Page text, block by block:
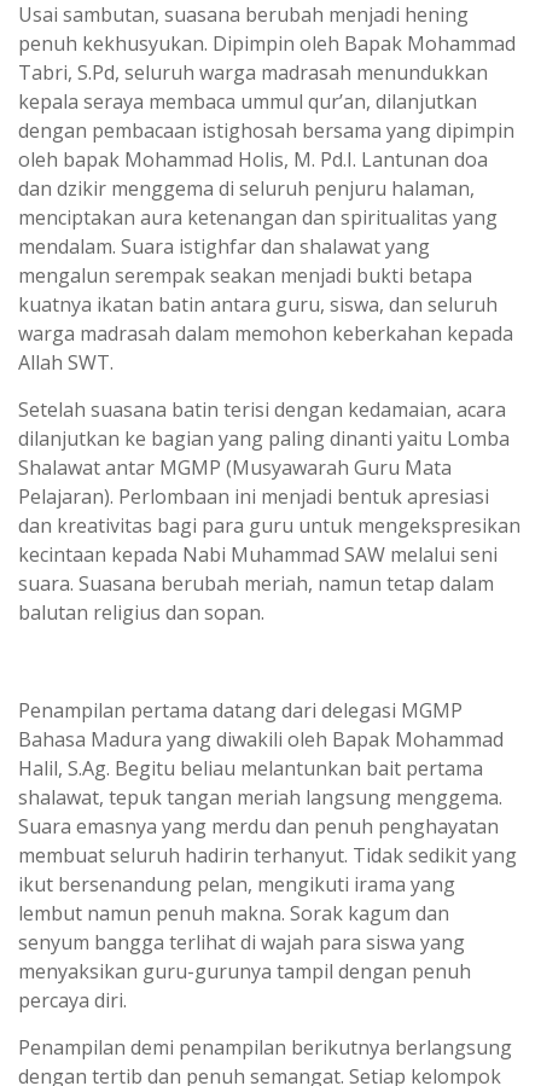
Usai sambutan, suasana berubah menjadi hening
penuh kekhusyukan. Dipimpin oleh Bapak Mohammad
Tabri, S.Pd, seluruh warga madrasah menundukkan
kepala seraya membaca ummul qur’an, dilanjutkan
dengan pembacaan istighosah bersama yang dipimpin
oleh bapak Mohammad Holis, M. Pd.I. Lantunan doa
dan dzikir menggema di seluruh penjuru halaman,
menciptakan aura ketenangan dan spiritualitas yang
mendalam. Suara istighfar dan shalawat yang
mengalun serempak seakan menjadi bukti betapa
kuatnya ikatan batin antara guru, siswa, dan seluruh
warga madrasah dalam memohon keberkahan kepada
Allah SWT.
Setelah suasana batin terisi dengan kedamaian, acara
dilanjutkan ke bagian yang paling dinanti yaitu Lomba
Shalawat antar MGMP (Musyawarah Guru Mata
Pelajaran). Perlombaan ini menjadi bentuk apresiasi
dan kreativitas bagi para guru untuk mengekspresikan
kecintaan kepada Nabi Muhammad SAW melalui seni
suara. Suasana berubah meriah, namun tetap dalam
balutan religius dan sopan.
Penampilan pertama datang dari delegasi MGMP
Bahasa Madura yang diwakili oleh Bapak Mohammad
Halil, S.Ag. Begitu beliau melantunkan bait pertama
shalawat, tepuk tangan meriah langsung menggema.
Suara emasnya yang merdu dan penuh penghayatan
membuat seluruh hadirin terhanyut. Tidak sedikit yang
ikut bersenandung pelan, mengikuti irama yang
lembut namun penuh makna. Sorak kagum dan
senyum bangga terlihat di wajah para siswa yang
menyaksikan guru-gurunya tampil dengan penuh
percaya diri.
Penampilan demi penampilan berikutnya berlangsung
dengan tertib dan penuh semangat. Setiap kelompok